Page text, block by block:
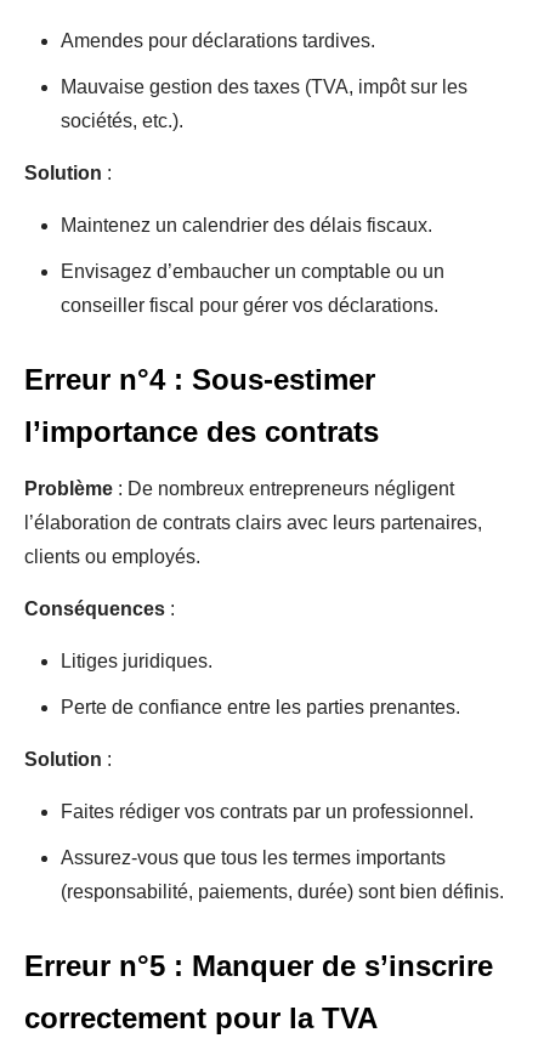
Amendes pour déclarations tardives.
Mauvaise gestion des taxes (TVA, impôt sur les
sociétés, etc.).
Solution :
Maintenez un calendrier des délais fiscaux.
Envisagez d’embaucher un comptable ou un
conseiller fiscal pour gérer vos déclarations.
Erreur n°4 : Sous-estimer
l’importance des contrats
Problème : De nombreux entrepreneurs négligent
l’élaboration de contrats clairs avec leurs partenaires,
clients ou employés.
Conséquences :
Litiges juridiques.
Perte de confiance entre les parties prenantes.
Solution :
Faites rédiger vos contrats par un professionnel.
Assurez-vous que tous les termes importants
(responsabilité, paiements, durée) sont bien définis.
Erreur n°5 : Manquer de s’inscrire
correctement pour la TVA